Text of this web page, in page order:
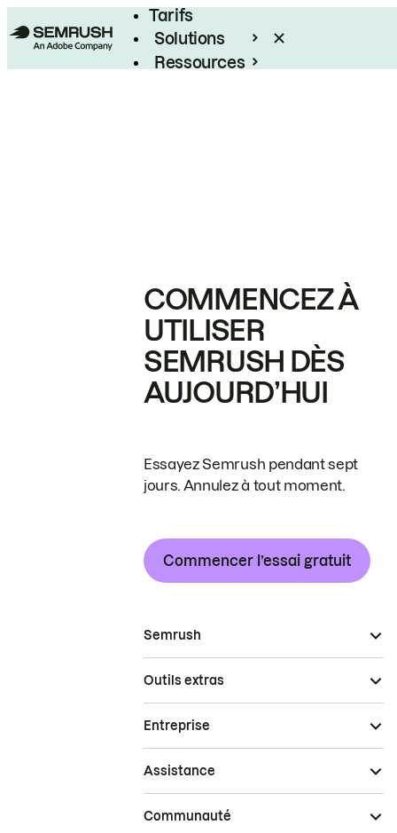
Tarifs
Solutions
Ressources
COMMENCEZ À
UTILISER
SEMRUSH DÈS
AUJOURD’HUI
Essayez Semrush pendant sept
jours. Annulez à tout moment.
Commencer l’essai gratuit
Semrush
Outils extras
Entreprise
Assistance
Communauté